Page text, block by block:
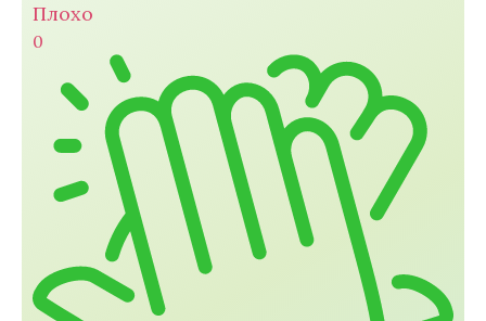
Плохо
0